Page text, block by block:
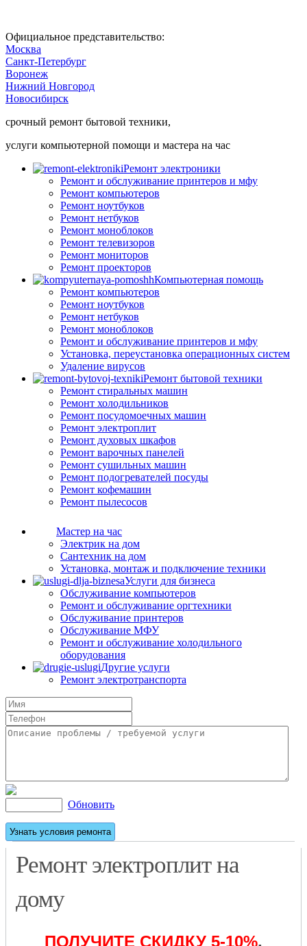
Официальное представительство:
Москва
Санкт-Петербург
Воронеж
Нижний Новгород
Новосибирск
срочный ремонт бытовой техники,
услуги компьютерной помощи и мастера на час
Ремонт электроники
Ремонт и обслуживание принтеров и мфу
Ремонт компьютеров
Ремонт ноутбуков
Ремонт нетбуков
Ремонт моноблоков
Ремонт телевизоров
Ремонт мониторов
Ремонт проекторов
Компьютерная помощь
Ремонт компьютеров
Ремонт ноутбуков
Ремонт нетбуков
Ремонт моноблоков
Ремонт и обслуживание принтеров и мфу
Установка, переустановка операционных систем
Удаление вирусов
Ремонт бытовой техники
Ремонт стиральных машин
Ремонт холодильников
Ремонт посудомоечных машин
Ремонт электроплит
Ремонт духовых шкафов
Ремонт варочных панелей
Ремонт сушильных машин
Ремонт подогревателей посуды
Ремонт кофемашин
Ремонт пылесосов
Мастер на час
Электрик на дом
Сантехник на дом
Установка, монтаж и подключение техники
Услуги для бизнеса
Обслуживание компьютеров
Ремонт и обслуживание оргтехники
Обслуживание принтеров
Обслуживание МФУ
Ремонт и обслуживание холодильного
оборудования
Другие услуги
Ремонт электротранспорта
Обновить
Ремонт электроплит на
дому
ПОЛУЧИТЕ СКИДКУ 5-10%,